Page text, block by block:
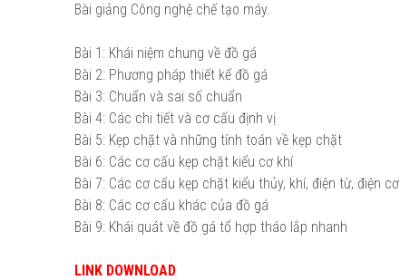
Bài giảng Công nghệ chế tạo máy.
Bài 1: Khái niệm chung về đồ gá
Bài 2: Phương pháp thiết kế đồ gá
Bài 3: Chuẩn và sai số chuẩn
Bài 4: Các chi tiết và cơ cấu định vị
Bài 5: Kẹp chặt và những tính toán về kẹp chặt
Bài 6: Các cơ cấu kẹp chặt kiểu cơ khí
Bài 7: Các cơ cấu kẹp chặt kiểu thủy, khí, điện từ, điện cơ
Bài 8: Các cơ cấu khác của đồ gá
Bài 9: Khái quát về đồ gá tổ hợp tháo lắp nhanh
LINK DOWNLOAD